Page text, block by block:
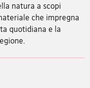
natura a scopi
che impregna
quotidiana e la